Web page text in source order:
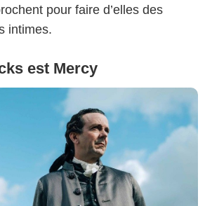
pour faire d’elles des
intimes.
est Mercy